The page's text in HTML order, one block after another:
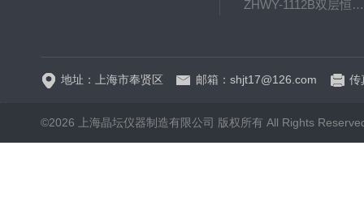
ZHWY-1112B双层恒温培养摇床
地址：上海市奉贤区 邮箱：shjt17@126.com 传
©2026 上海晶坛仪器制造有限公司 版权所有 All Rights